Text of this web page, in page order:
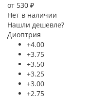
от 530 ₽
Нет в наличии
Нашли дешевле?
Диоптрия
+4.00
+3.75
+3.50
+3.25
+3.00
+2.75